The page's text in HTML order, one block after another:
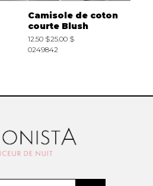
Camisole de coton
courte Blush
12.50 $25.00 $
0249842